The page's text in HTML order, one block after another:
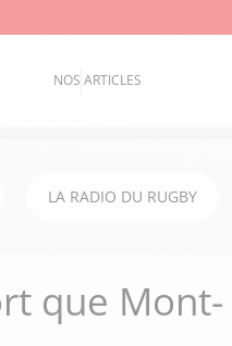
NOS ARTICLES
LA RADIO DU RUGBY
que Mont-